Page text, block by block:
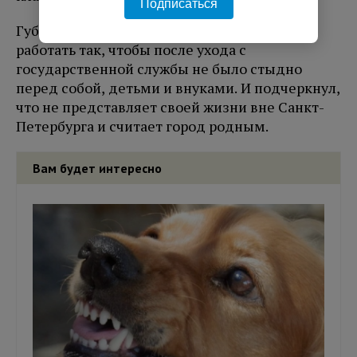
Губернатор отметил, что считает важным
работать так, чтобы после ухода с
государственной службы не было стыдно
перед собой, детьми и внуками. И подчеркнул,
что не представляет своей жизни вне Санкт-
Петербурга и считает город родным.
Вам будет интересно
Подписаться